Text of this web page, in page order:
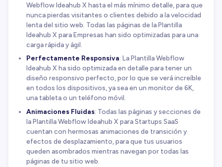
Webflow Ideahub X hasta el más mínimo detalle, para que
nunca pierdas visitantes o clientes debido a la velocidad
lenta del sitio web. Todas las páginas de la Plantilla
Ideahub X para Empresas han sido optimizadas para una
carga rápida y ágil.
Perfectamente Responsiva: La Plantilla Webflow
Ideahub X ha sido optimizada en detalle para tener un
diseño responsivo perfecto, por lo que se verá increíble
en todos los dispositivos, ya sea en un monitor de 6K,
una tableta o un teléfono móvil.
Animaciones Fluidas: Todas las páginas y secciones de
la Plantilla Webflow Ideahub X para Startups SaaS
cuentan con hermosas animaciones de transición y
efectos de desplazamiento, para que tus usuarios
queden asombrados mientras navegan por todas las
páginas de tu sitio web.